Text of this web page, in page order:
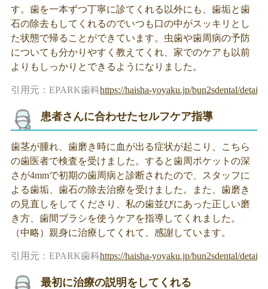
す。歯を一本ずつ丁寧に診てくれる以外にも、歯垢と歯
石の除去もしてくれるのでいつも口の中がスッキリとし
た状態で帰ることができています。虫歯や歯周病の予防
についても分かりやすく教えてくれ、家でのケアも以前
よりもしっかりとできるようになりました。
引用元：EPARK歯科https://haisha-yoyaku.jp/bun2sdental/detail/
患者さんに合わせたセルフケア指導
歯茎が腫れ、歯磨き時に血が出る症状が起こり、こちら
の歯医者で検査を受けました。すると歯周ポケットの深
さが4mmで初期の歯周病と診断されたので、スタッフに
よる歯垢、歯石の除去治療を受けました。また、歯磨き
の見直しをしてくださり、私の歯並びにあった正しい磨
き方、歯間ブラシを使うケアを指導してくれました。
（中略）親身に治療してくれて、感謝しています。
引用元：EPARK歯科https://haisha-yoyaku.jp/bun2sdental/detail/
最初に治療の説明をしてくれる